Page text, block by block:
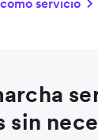
servicio
sin